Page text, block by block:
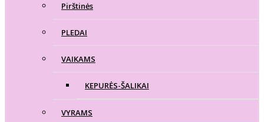
Pirštinės
PLEDAI
VAIKAMS
KEPURĖS-ŠALIKAI
VYRAMS